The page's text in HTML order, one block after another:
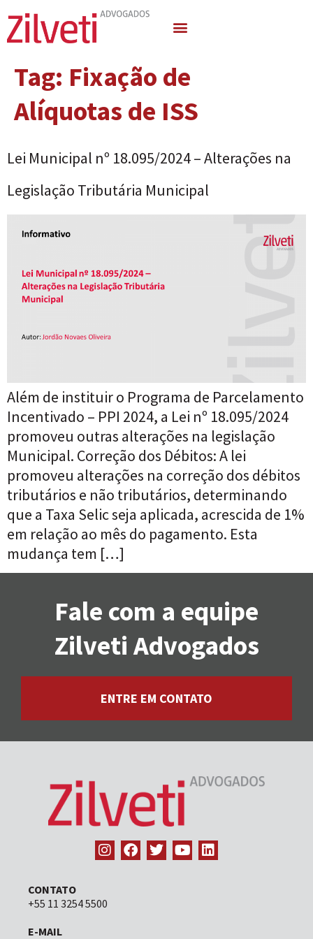
Tag: Fixação de
Alíquotas de ISS
Lei Municipal nº 18.095/2024 – Alterações na
Legislação Tributária Municipal
Além de instituir o Programa de Parcelamento
Incentivado – PPI 2024, a Lei nº 18.095/2024
promoveu outras alterações na legislação
Municipal. Correção dos Débitos: A lei
promoveu alterações na correção dos débitos
tributários e não tributários, determinando
que a Taxa Selic seja aplicada, acrescida de 1%
em relação ao mês do pagamento. Esta
mudança tem […]
Fale com a equipe
Zilveti Advogados
ENTRE EM CONTATO
CONTATO
+55 11 3254 5500
E-MAIL